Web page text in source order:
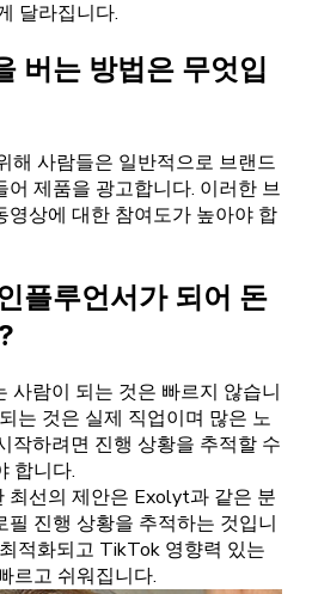
달라집니다.
버는 방법은 무엇입
해 사람들은 일반적으로 브랜드
제품을 광고합니다. 이러한 브
영상에 대한 참여도가 높아야 합
플루언서가 되어 돈
사람이 되는 것은 빠르지 않습니
는 것은 실제 직업이며 많은 노
작하려면 진행 상황을 추적할 수
합니다.
최선의 제안은 Exolyt과 같은 분
필 진행 상황을 추적하는 것입니
적화되고 TikTok 영향력 있는
르고 쉬워집니다.